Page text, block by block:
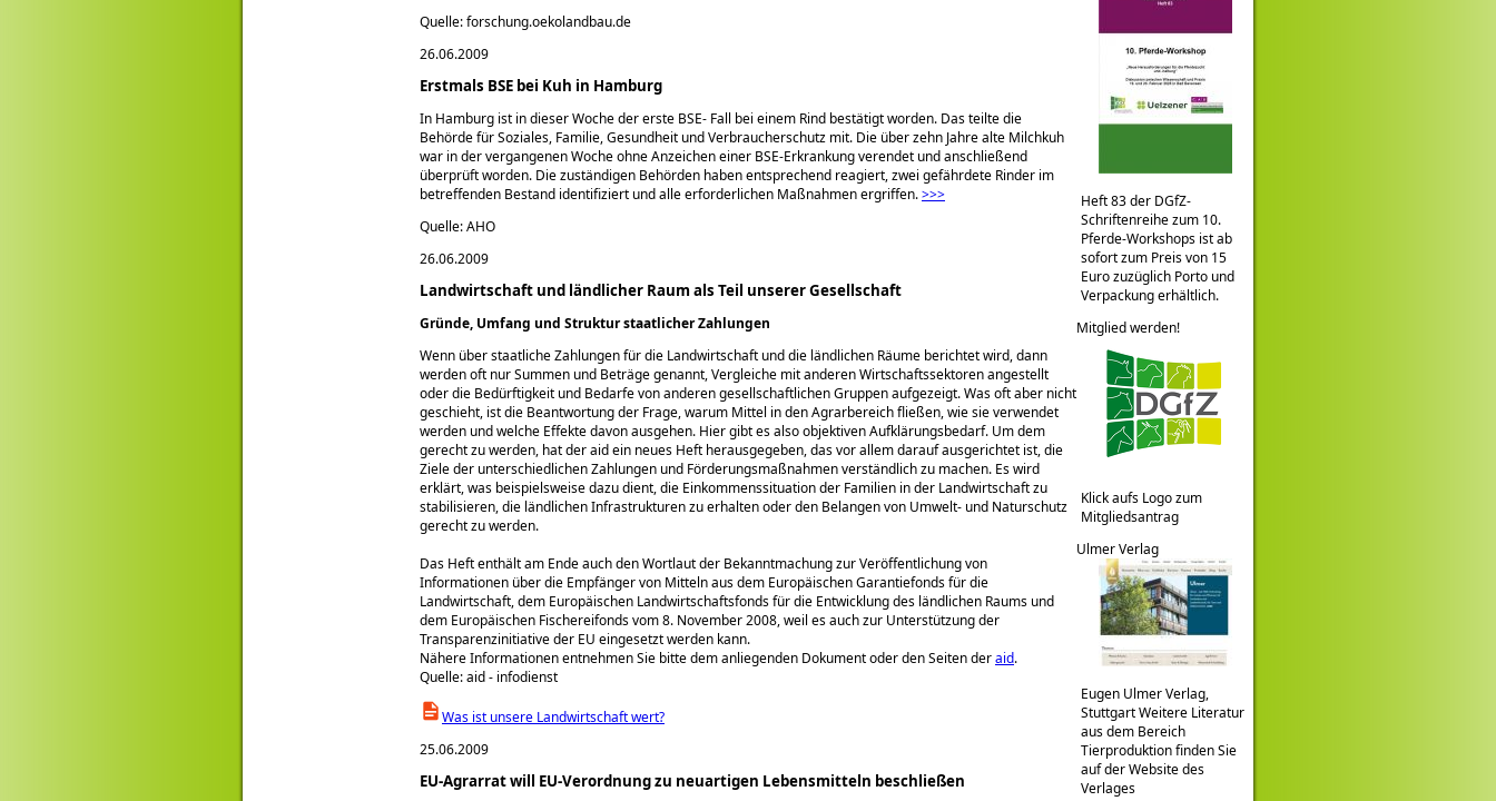
Quelle: forschung.oekolandbau.de
26.06.2009
Erstmals BSE bei Kuh in Hamburg
In Hamburg ist in dieser Woche der erste BSE- Fall bei einem Rind bestätigt worden. Das teilte die
Behörde für Soziales, Familie, Gesundheit und Verbraucherschutz mit. Die über zehn Jahre alte Milchkuh
war in der vergangenen Woche ohne Anzeichen einer BSE-Erkrankung verendet und anschließend
überprüft worden. Die zuständigen Behörden haben entsprechend reagiert, zwei gefährdete Rinder im
betreffenden Bestand identifiziert und alle erforderlichen Maßnahmen ergriffen.>>>
Quelle: AHO
26.06.2009
Landwirtschaft und ländlicher Raum als Teil unserer Gesellschaft
Gründe, Umfang und Struktur staatlicher Zahlungen
Wenn über staatliche Zahlungen für die Landwirtschaft und die ländlichen Räume berichtet wird, dann
werden oft nur Summen und Beträge genannt, Vergleiche mit anderen Wirtschaftssektoren angestellt
oder die Bedürftigkeit und Bedarfe von anderen gesellschaftlichen Gruppen aufgezeigt. Was oft aber nicht
geschieht, ist die Beantwortung der Frage, warum Mittel in den Agrarbereich fließen, wie sie verwendet
werden und welche Effekte davon ausgehen. Hier gibt es also objektiven Aufklärungsbedarf. Um dem
gerecht zu werden, hat der aid ein neues Heft herausgegeben, das vor allem darauf ausgerichtet ist, die
Ziele der unterschiedlichen Zahlungen und Förderungsmaßnahmen verständlich zu machen. Es wird
erklärt, was beispielsweise dazu dient, die Einkommenssituation der Familien in der Landwirtschaft zu
stabilisieren, die ländlichen Infrastrukturen zu erhalten oder den Belangen von Umwelt- und Naturschutz
gerecht zu werden.
Das Heft enthält am Ende auch den Wortlaut der Bekanntmachung zur Veröffentlichung von
Informationen über die Empfänger von Mitteln aus dem Europäischen Garantiefonds für die
Landwirtschaft, dem Europäischen Landwirtschaftsfonds für die Entwicklung des ländlichen Raums und
dem Europäischen Fischereifonds vom 8. November 2008, weil es auch zur Unterstützung der
Transparenzinitiative der EU eingesetzt werden kann.
Nähere Informationen entnehmen Sie bitte dem anliegenden Dokument oder den Seiten deraid.
Quelle: aid - infodienst
Was ist unsere Landwirtschaft wert?
25.06.2009
EU-Agrarrat will EU-Verordnung zu neuartigen Lebensmitteln beschließen
Heft 83 der DGfZ-
Schriftenreihe zum 10.
Pferde-Workshops ist ab
sofort zum Preis von 15
Euro zuzüglich Porto und
Verpackung erhältlich.
Mitglied werden!
Klick aufs Logo zum
Mitgliedsantrag
Ulmer Verlag
Eugen Ulmer Verlag,
Stuttgart Weitere Literatur
aus dem Bereich
Tierproduktion finden Sie
auf der Website des
Verlages